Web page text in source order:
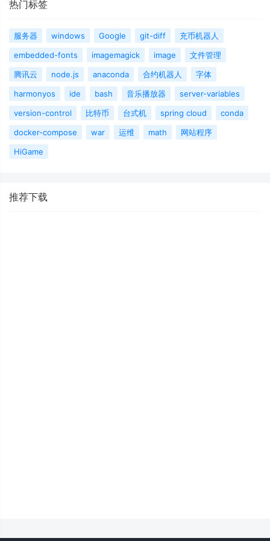
热门标签
服务器 windows Google git-diff
充币机器人
embedded-fonts
imagemagick image
文件管理
腾讯云
node.js anaconda 合约机器人
字体
harmonyos
ide bash 音乐播放器
server-variables
version-control
比特币 台式机 spring cloud
conda
docker-compose
war 运维 math
网站程序
HiGame
推荐下载